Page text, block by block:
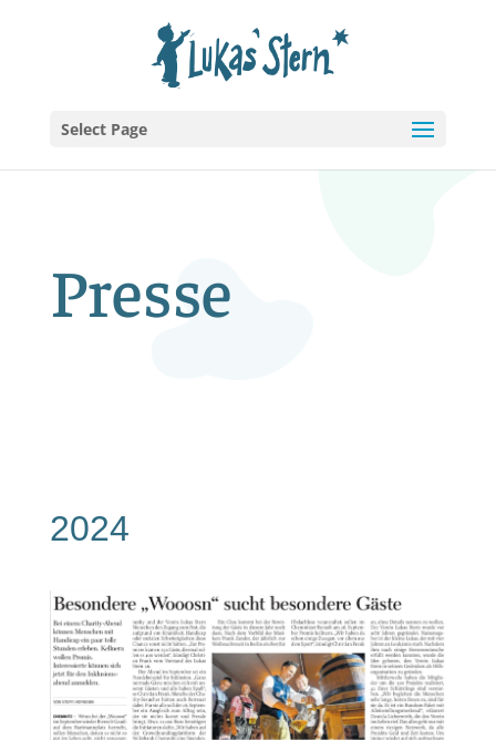
Select Page
Presse
2024